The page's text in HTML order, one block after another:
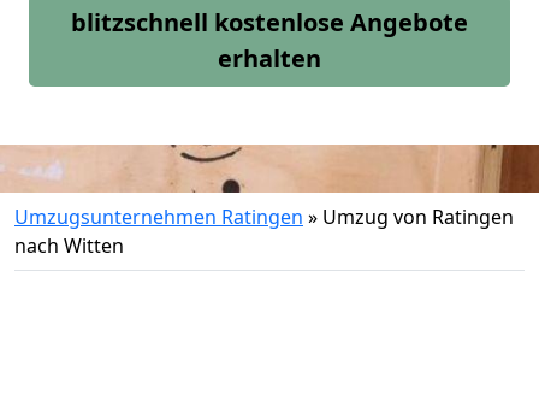
blitzschnell kostenlose Angebote
erhalten
Umzugsunternehmen Ratingen » Umzug von Ratingen
nach Witten